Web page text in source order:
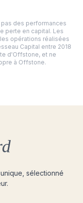
des performances
perte en capital. Les
opérations réalisées
Capital entre 2018
d'Offstone, et ne
à Offstone.
sélectionné